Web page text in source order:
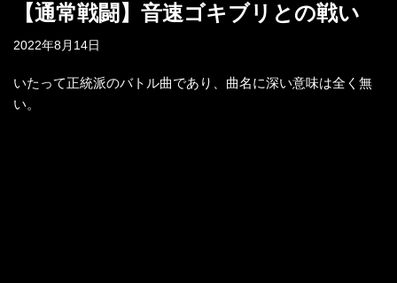
【通常戦闘】音速ゴキブリとの戦い
2022年8月14日
いたって正統派のバトル曲であり、曲名に深い意味は全く無
い。